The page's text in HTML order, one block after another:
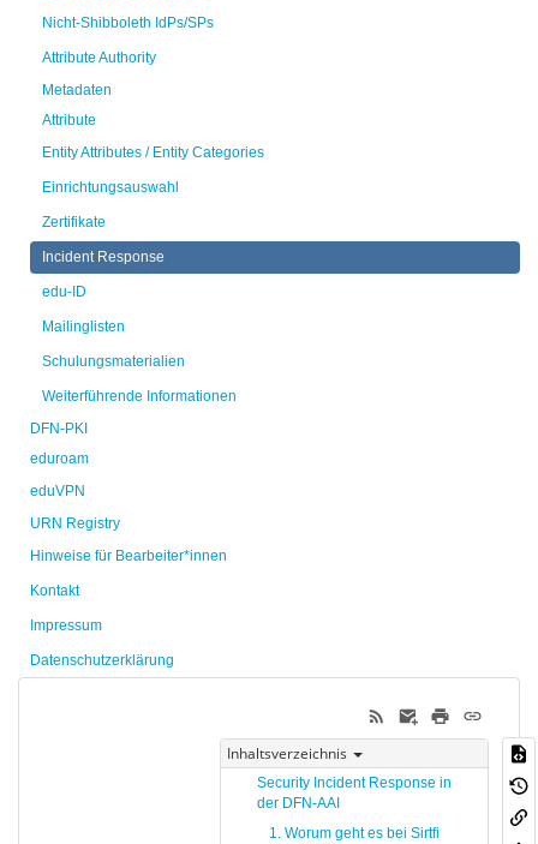
Nicht-Shibboleth IdPs/SPs
Attribute Authority
Metadaten
Attribute
Entity Attributes / Entity Categories
Einrichtungsauswahl
Zertifikate
Incident Response
edu-ID
Mailinglisten
Schulungsmaterialien
Weiterführende Informationen
DFN-PKI
eduroam
eduVPN
URN Registry
Hinweise für Bearbeiter*innen
Kontakt
Impressum
Datenschutzerklärung
Inhaltsverzeichnis
Security Incident Response in
der DFN-AAI
1. Worum geht es bei Sirtfi